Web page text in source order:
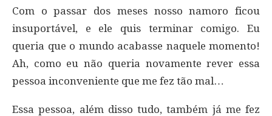
Com o passar dos meses nosso namoro ficou
insuportável, e ele quis terminar comigo. Eu
queria que o mundo acabasse naquele momento!
Ah, como eu não queria novamente rever essa
pessoa inconveniente que me fez tão mal…
Essa pessoa, além disso tudo, também já me fez